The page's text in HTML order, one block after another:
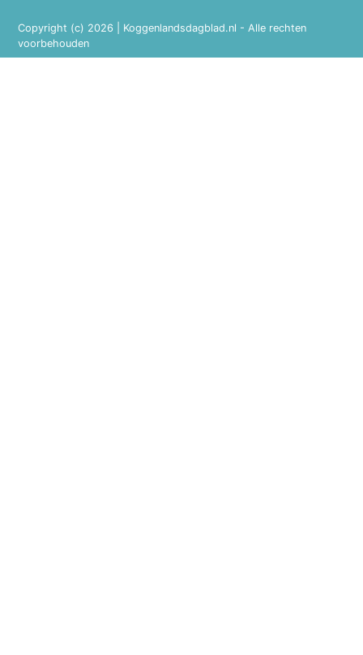
Copyright (c) 2026 | Koggenlandsdagblad.nl - Alle rechten
voorbehouden